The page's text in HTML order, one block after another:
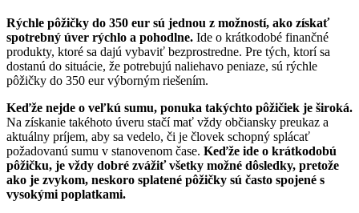
Rýchle pôžičky do 350 eur sú jednou z možností, ako získať
spotrebný úver rýchlo a pohodlne. Ide o krátkodobé finančné
produkty, ktoré sa dajú vybaviť bezprostredne. Pre tých, ktorí sa
dostanú do situácie, že potrebujú naliehavo peniaze, sú rýchle
pôžičky do 350 eur výborným riešením.
Keďže nejde o veľkú sumu, ponuka takýchto pôžičiek je široká.
Na získanie takéhoto úveru stačí mať vždy občiansky preukaz a
aktuálny príjem, aby sa vedelo, či je človek schopný splácať
požadovanú sumu v stanovenom čase. Keďže ide o krátkodobú
pôžičku, je vždy dobré zvážiť všetky možné dôsledky, pretože
ako je zvykom, neskoro splatené pôžičky sú často spojené s
vysokými poplatkami.